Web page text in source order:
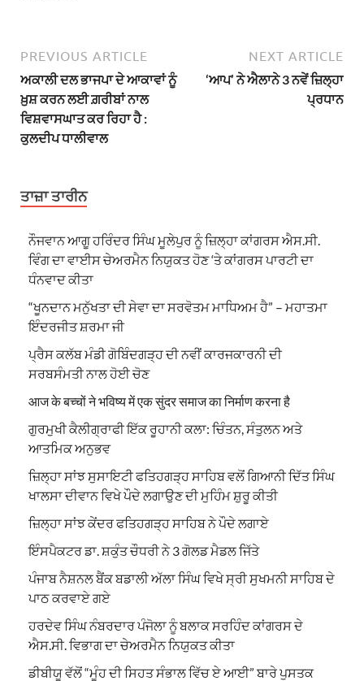
PREVIOUS ARTICLE
ਅਕਾਲੀ ਦਲ ਭਾਜਪਾ ਦੇ ਆਕਾਵਾਂ ਨੂੰ
ਖ਼ੁਸ਼ ਕਰਨ ਲਈ ਗ਼ਰੀਬਾਂ ਨਾਲ
ਵਿਸ਼ਵਾਸਘਾਤ ਕਰ ਰਿਹਾ ਹੈ :
ਕੁਲਦੀਪ ਧਾਲੀਵਾਲ
NEXT ARTICLE
‘ਆਪ’ ਨੇ ਐਲਾਨੇ 3 ਨਵੇਂ ਜ਼ਿਲ੍ਹਾ
ਪ੍ਰਧਾਨ
ਤਾਜ਼ਾ ਤਾਰੀਨ
ਨੌਜਵਾਨ ਆਗੂ ਹਰਿੰਦਰ ਸਿੰਘ ਮੂਲੇਪੁਰ ਨੂੰ ਜ਼ਿਲ੍ਹਾ ਕਾਂਗਰਸ ਐਸ.ਸੀ.
ਵਿੰਗ ਦਾ ਵਾਈਸ ਚੇਅਰਮੈਨ ਨਿਯੁਕਤ ਹੋਣ ‘ਤੇ ਕਾਂਗਰਸ ਪਾਰਟੀ ਦਾ
ਧੰਨਵਾਦ ਕੀਤਾ
“ਖੂਨਦਾਨ ਮਨੁੱਖਤਾ ਦੀ ਸੇਵਾ ਦਾ ਸਰਵੋਤਮ ਮਾਧਿਅਮ ਹੈ” – ਮਹਾਤਮਾ
ਇੰਦਰਜੀਤ ਸ਼ਰਮਾ ਜੀ
ਪ੍ਰੈਸ ਕਲੱਬ ਮੰਡੀ ਗੋਬਿੰਦਗੜ੍ਹ ਦੀ ਨਵੀਂ ਕਾਰਜਕਾਰਨੀ ਦੀ
ਸਰਬਸੰਮਤੀ ਨਾਲ ਹੋਈ ਚੋਣ
आज के बच्चों ने भविष्य में एक सुंदर समाज का निर्माण करना है
ਗੁਰਮੁਖੀ ਕੈਲੀਗ੍ਰਾਫੀ ਇੱਕ ਰੂਹਾਨੀ ਕਲਾ: ਚਿੰਤਨ, ਸੰਤੁਲਨ ਅਤੇ
ਆਤਮਿਕ ਅਨੁਭਵ
ਜ਼ਿਲ੍ਹਾ ਸਾਂਝ ਸੁਸਾਇਟੀ ਫਤਿਹਗੜ੍ਹ ਸਾਹਿਬ ਵਲੋਂ ਗਿਆਨੀ ਦਿੱਤ ਸਿੰਘ
ਖਾਲਸਾ ਦੀਵਾਨ ਵਿਖੇ ਪੌਦੇ ਲਗਾਉਣ ਦੀ ਮੁਹਿੰਮ ਸ਼ੁਰੂ ਕੀਤੀ
ਜ਼ਿਲ੍ਹਾ ਸਾਂਝ ਕੇਂਦਰ ਫਤਿਹਗੜ੍ਹ ਸਾਹਿਬ ਨੇ ਪੌਦੇ ਲਗਾਏ
ਇੰਸਪੈਕਟਰ ਡਾ. ਸ਼ਕੁੰਤ ਚੌਧਰੀ ਨੇ 3 ਗੋਲਡ ਮੈਡਲ ਜਿੱਤੇ
ਪੰਜਾਬ ਨੈਸ਼ਨਲ ਬੈਂਕ ਬਡਾਲੀ ਅੱਲਾ ਸਿੰਘ ਵਿਖੇ ਸ੍ਰੀ ਸੁਖਮਨੀ ਸਾਹਿਬ ਦੇ
ਪਾਠ ਕਰਵਾਏ ਗਏ
ਹਰਦੇਵ ਸਿੰਘ ਨੰਬਰਦਾਰ ਪੰਜੋਲਾ ਨੂੰ ਬਲਾਕ ਸਰਹਿੰਦ ਕਾਂਗਰਸ ਦੇ
ਐਸ.ਸੀ. ਵਿਭਾਗ ਦਾ ਚੇਅਰਮੈਨ ਨਿਯੁਕਤ ਕੀਤਾ
ਡੀਬੀਯੂ ਵੱਲੋਂ “ਮੂੰਹ ਦੀ ਸਿਹਤ ਸੰਭਾਲ ਵਿੱਚ ਏ ਆਈ” ਬਾਰੇ ਪੁਸਤਕ